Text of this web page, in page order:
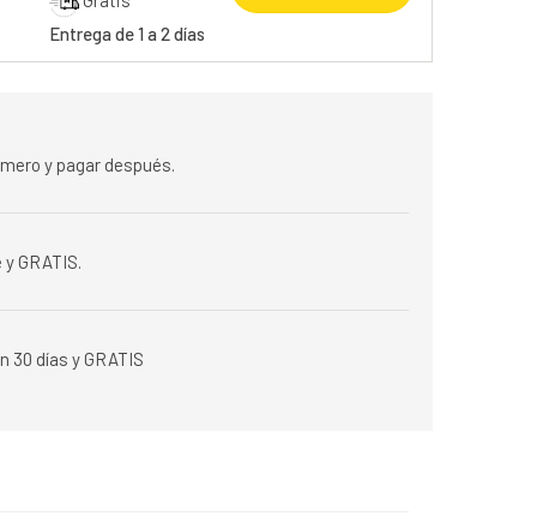
Entrega de 1 a 2 días
y pagar después.
GRATIS.
30 días y GRATIS